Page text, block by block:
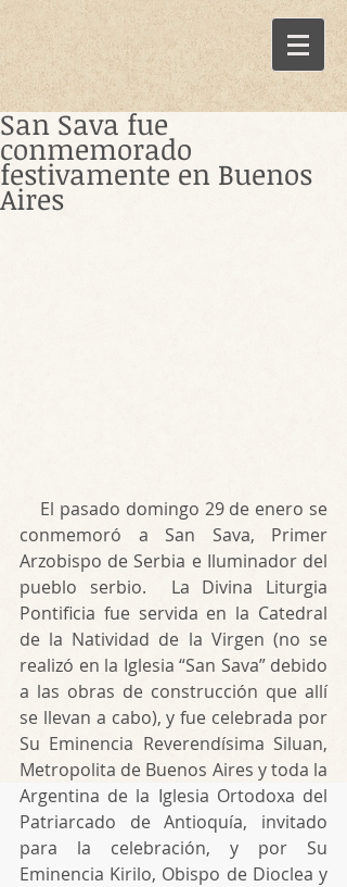
San Sava fue
conmemorado
festivamente en Buenos
Aires
conmemoró a San Sava, Primer
Arzobispo de Serbia e Iluminador del
pueblo serbio.  La Divina Liturgia
Pontificia fue servida en la Catedral
de la Natividad de la Virgen (no se
realizó en la Iglesia “San Sava” debido
a las obras de construcción que allí
se llevan a cabo), y fue celebrada por
Su Eminencia Reverendísima Siluan,
Metropolita de Buenos Aires y toda la
Argentina de la Iglesia Ortodoxa del
Patriarcado de Antioquía, invitado
para la celebración, y por Su
Eminencia Kirilo, Obispo de Dioclea y